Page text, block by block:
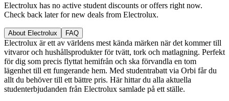
Electrolux has no active student discounts or offers right now.
Check back later for new deals from Electrolux.
About Electrolux FAQ
Electrolux är ett av världens mest kända märken när det kommer till
vitvaror och hushållsprodukter för tvätt, tork och matlagning. Perfekt
för dig som precis flyttat hemifrån och ska förvandla en tom
lägenhet till ett fungerande hem. Med studentrabatt via Orbi får du
allt du behöver till ett bättre pris. Här hittar du alla aktuella
studenterbjudanden från Electrolux samlade på ett ställe.